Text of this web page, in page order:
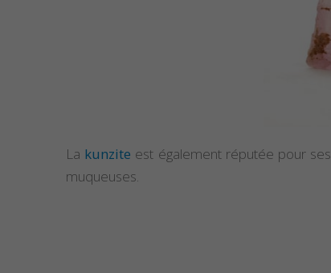
La kunzite est également réputée pour ses
muqueuses.